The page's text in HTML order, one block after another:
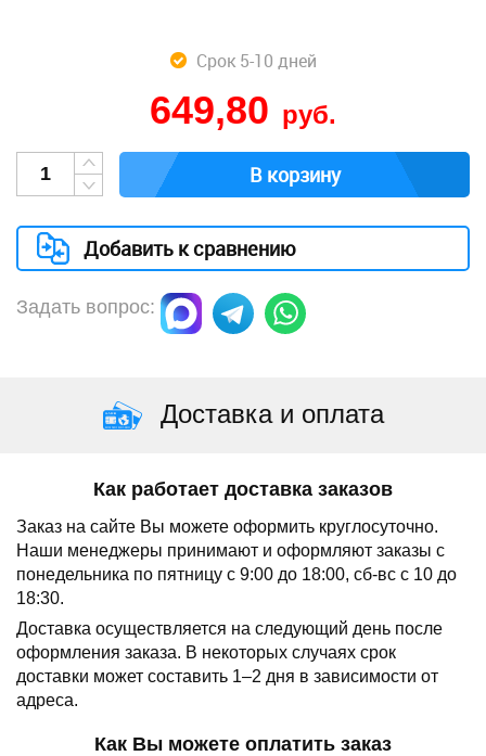
Срок 5-10 дней
649,80 руб.
В корзину
Добавить к сравнению
Задать вопрос:
Доставка и оплата
Как работает доставка заказов
Заказ на сайте Вы можете оформить круглосуточно.
Наши менеджеры принимают и оформляют заказы с
понедельника по пятницу с 9:00 до 18:00, сб-вс с 10 до
18:30.
Доставка осуществляется на следующий день после
оформления заказа. В некоторых случаях срок
доставки может составить 1–2 дня в зависимости от
адреса.
Как Вы можете оплатить заказ